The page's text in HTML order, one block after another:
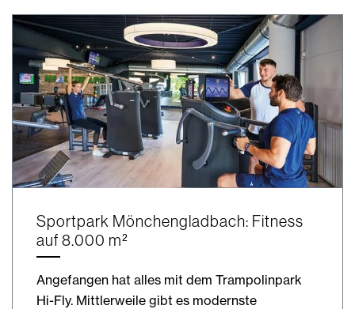
Sportpark Mönchengladbach: Fitness
auf 8.000 m²
Angefangen hat alles mit dem Trampolinpark
Hi-Fly. Mittlerweile gibt es modernste